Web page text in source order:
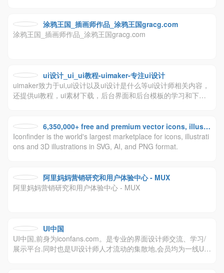
涂鸦王国_插画师作品_涂鸦王国gracg.com
涂鸦王国_插画师作品_涂鸦王国gracg.com
ui设计_ui_ui教程-uimaker-专注ui设计
uimaker致力于ui,ui设计以及ui设计是什么等ui设计师相关内容，
还提供ui教程，ui素材下载，后台界面和后台模板的学习和下
6,350,000+ free and premium vector icons, illustr
ations and 3D illustrations
Iconfinder is the world's largest marketplace for icons, illustrati
ons and 3D illustrations in SVG, AI, and PNG format.
阿里妈妈营销研究和用户体验中心 - MUX
阿里妈妈营销研究和用户体验中心 - MUX
UI中国
UI中国,前身为iconfans.com。是专业的界面设计师交流、学习/
展示平台.同时也是UI设计师人才流动的集散地,会员均为一线UI